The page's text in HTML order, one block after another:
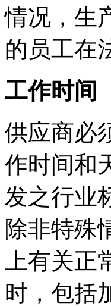
情况，生
的员工在
工作时间
供应商必
作时间和
发之行业
除非特殊
上有关
时，包括